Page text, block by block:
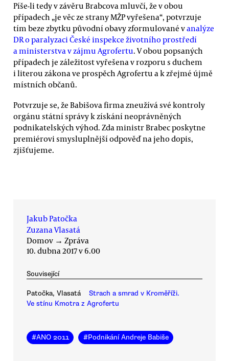
Píše-li tedy v závěru Brabcova mluvčí, že v obou
případech „je věc ze strany MŽP vyřešena“, potvrzuje
tím beze zbytku původní obavy zformulované vanalýze
DR o paralyzaci České inspekce životního prostředí
a ministerstva v zájmu Agrofertu. V obou popsaných
případech je záležitost vyřešena v rozporu s duchem
i literou zákona ve prospěch Agrofertu a k zřejmé újmě
místních občanů.
Potvrzuje se, že Babišova firma zneužívá své kontroly
orgánu státní správy k získání neoprávněných
podnikatelských výhod. Zda ministr Brabec poskytne
premiérovi smysluplnější odpověď na jeho dopis,
zjišťujeme.
Jakub Patočka
Zuzana Vlasatá
Domov → Zpráva
10. dubna 2017 v 6.00
Související
Patočka, Vlasatá
Strach a smrad v Kroměříži.
Ve stínu Kmotra z Agrofertu
#ANO 2011 #Podnikání Andreje Babiše